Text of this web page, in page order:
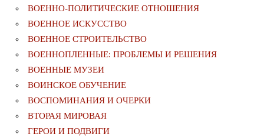
ВОЕННО-ПОЛИТИЧЕСКИE ОТНОШЕНИЯ
ВОЕННОЕ ИСКУССТВО
ВОЕННОЕ СТРОИТЕЛЬСТВО
ВОЕННОПЛЕННЫЕ: ПРОБЛЕМЫ И РЕШЕНИЯ
ВОЕННЫЕ МУЗЕИ
ВОИНСКОЕ ОБУЧЕНИЕ
ВОСПОМИНАНИЯ И ОЧЕРКИ
ВТОРАЯ МИРОВАЯ
ГЕРОИ И ПОДВИГИ